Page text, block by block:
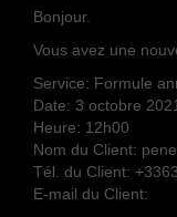
Bonjour.
Vous avez une
Service: Formule
Date: 3 octobre 2021
Heure: 12h00
Nom du Client:
Tél. du Client:
E-mail du Client: